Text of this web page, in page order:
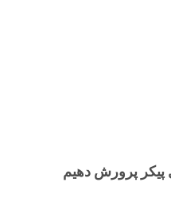
پیکر پرورش دهیم